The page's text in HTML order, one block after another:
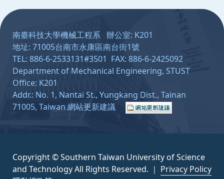
南臺科技大學機械工程系 辦公室: K201
地址: 71005台南市永康區南台街1號
TEL: 886-6-2533131#3501 FAX: 886-6-2425092
Department of Mechanical Engineering, STUST
Office: K201
Addr.: No. 1, Nantai St., Yungkang Dist., Tainan
71005, Taiwan 網站更新建議 ：
Copyright © Southern Taiwan University of Science
and Technology All Rights Reserved. ｜ Privacy Policy